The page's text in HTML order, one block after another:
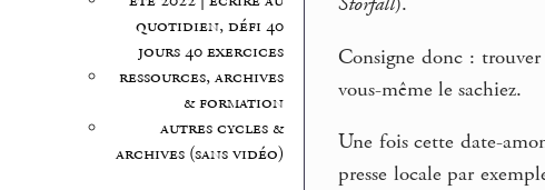
quotidien, défi 40
jours 40 exercices
ressources, archives
& formation
autres cycles &
archives (sans vidéo)
Consigne donc :
vous-même le sachiez.
Une fois cette date-
presse locale par